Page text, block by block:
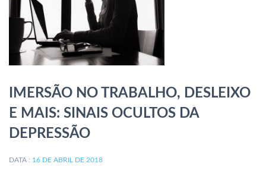
IMERSÃO NO TRABALHO, DESLEIXO
E MAIS: SINAIS OCULTOS DA
DEPRESSÃO
DATA : 16 DE ABRIL DE 2018